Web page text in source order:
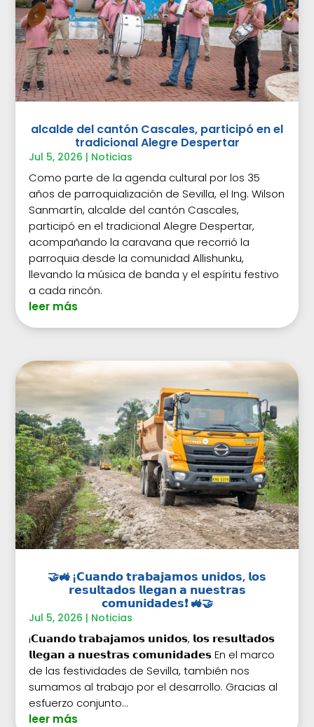
alcalde del cantón Cascales, participó en el
tradicional Alegre Despertar
Jul 5, 2026 | Noticias
Como parte de la agenda cultural por los 35
años de parroquialización de Sevilla, el Ing. Wilson
Sanmartín, alcalde del cantón Cascales,
participó en el tradicional Alegre Despertar,
acompañando la caravana que recorrió la
parroquia desde la comunidad Allishunku,
llevando la música de banda y el espíritu festivo
a cada rincón.
leer más
🤝🚜 ¡𝗖𝘂𝗮𝗻𝗱𝗼 𝘁𝗿𝗮𝗯𝗮𝗷𝗮𝗺𝗼𝘀 𝘂𝗻𝗶𝗱𝗼𝘀, 𝗹𝗼𝘀
𝗿𝗲𝘀𝘂𝗹𝘁𝗮𝗱𝗼𝘀 𝗹𝗹𝗲𝗴𝗮𝗻 𝗮 𝗻𝘂𝗲𝘀𝘁𝗿𝗮𝘀
𝗰𝗼𝗺𝘂𝗻𝗶𝗱𝗮𝗱𝗲𝘀❗ 🚜🤝
Jul 5, 2026 | Noticias
¡𝗖𝘂𝗮𝗻𝗱𝗼 𝘁𝗿𝗮𝗯𝗮𝗷𝗮𝗺𝗼𝘀 𝘂𝗻𝗶𝗱𝗼𝘀, 𝗹𝗼𝘀 𝗿𝗲𝘀𝘂𝗹𝘁𝗮𝗱𝗼𝘀
𝗹𝗹𝗲𝗴𝗮𝗻 𝗮 𝗻𝘂𝗲𝘀𝘁𝗿𝗮𝘀 𝗰𝗼𝗺𝘂𝗻𝗶𝗱𝗮𝗱𝗲𝘀 En el marco
de las festividades de Sevilla, también nos
sumamos al trabajo por el desarrollo. Gracias al
esfuerzo conjunto...
leer más